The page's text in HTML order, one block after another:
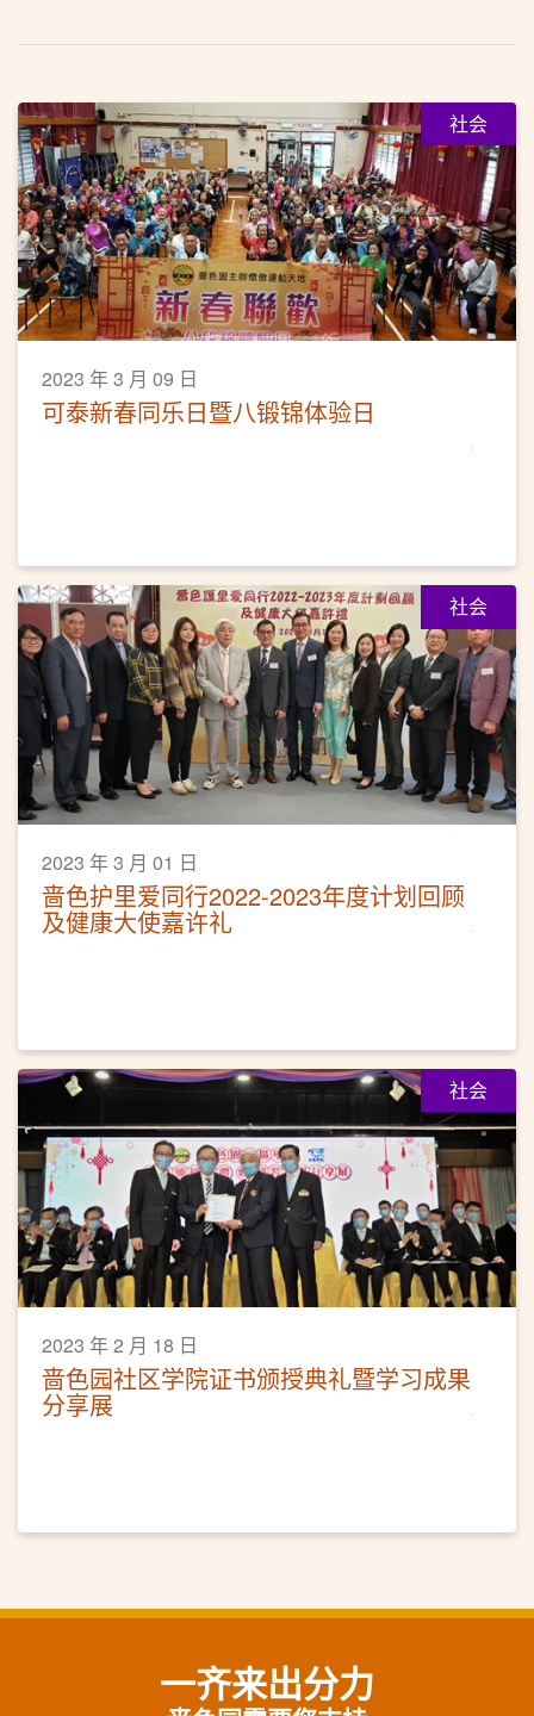
社会
2023 年 3 月 09 日
可泰新春同乐日暨八锻锦体验日
社会
2023 年 3 月 01 日
啬色护里爱同行2022-2023年度计划回顾
及健康大使嘉许礼
社会
2023 年 2 月 18 日
啬色园社区学院证书颁授典礼暨学习成果
分享展
一齐来出分力